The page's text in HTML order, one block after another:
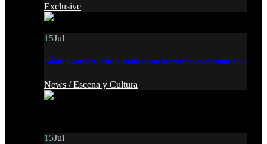
Exclusive
15Jul
Adam Lambert: Vinilo indie como lanzamiento comunitario
News /Escena y Cultura
15Jul